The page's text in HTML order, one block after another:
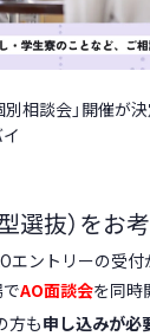
相談会」開催が
選抜）をお
エントリーの受付
AO面談会を同時
方も申し込みが必